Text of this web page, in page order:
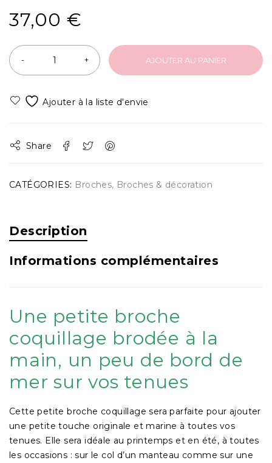
37,00 €
AJOUTER AU PANIER
Share
CATÉGORIES: Broches, Broches & décoration
Description
Informations complémentaires
Une petite broche
coquillage brodée à la
main, un peu de bord de
mer sur vos tenues
Cette petite broche coquillage sera parfaite pour ajouter
une petite touche originale et marine à toutes vos
tenues. Elle sera idéale au printemps et en été, à toutes
les occasions : sur le col d’un manteau comme sur une